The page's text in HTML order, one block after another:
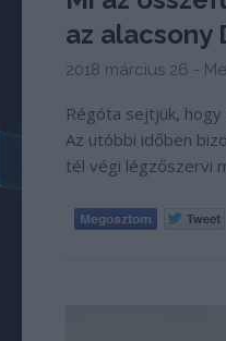
az alacsony
2018 március 26 -
Régóta sejtjük,
Az utóbbi időben
tél végi légzőszervi